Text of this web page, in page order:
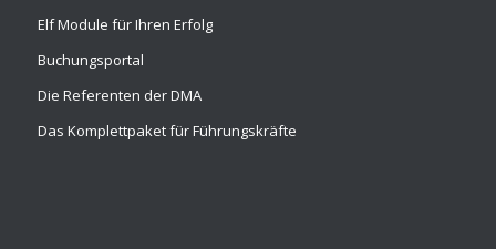
Elf Module für Ihren Erfolg
Buchungsportal
Die Referenten der DMA
Das Komplettpaket für Führungskräfte